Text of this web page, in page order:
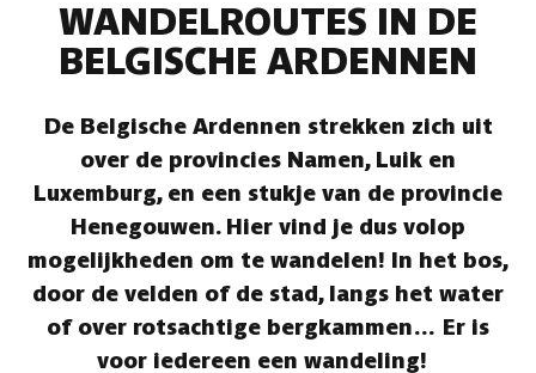
WANDELROUTES IN DE
BELGISCHE ARDENNEN
De Belgische Ardennen strekken zich uit
over de provincies Namen, Luik en
Luxemburg, en een stukje van de provincie
Henegouwen. Hier vind je dus volop
mogelijkheden om te wandelen! In het bos,
door de velden of de stad, langs het water
of over rotsachtige bergkammen… Er is
voor iedereen een wandeling!